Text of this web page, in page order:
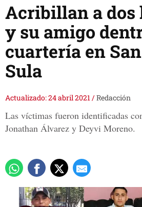
Acribillan a dos
y su amigo
cuartería en
Sula
Actualizado: 24 abril 2021/Redacción
Las víctimas fueron identificadas
Jonathan Álvarez y Deyvi Moreno.